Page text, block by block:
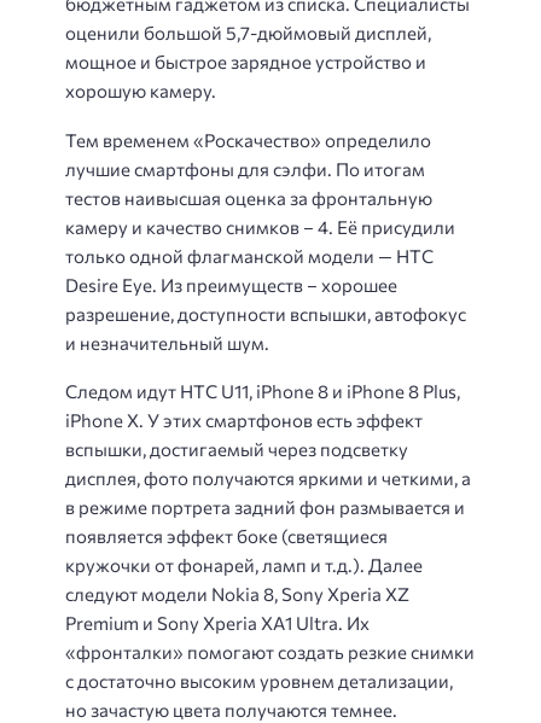
оценили большой 5,7-дюймовый дисплей,
мощное и быстрое зарядное устройство и
хорошую камеру.
Тем временем «Роскачество» определило
лучшие смартфоны для сэлфи. По итогам
тестов наивысшая оценка за фронтальную
камеру и качество снимков – 4. Её присудили
только одной флагманской модели — HTC
Desire Eye. Из преимуществ – хорошее
разрешение, доступности вспышки, автофокус
и незначительный шум.
Следом идут HTC U11, iPhone 8 и iPhone 8 Plus,
iPhone Х. У этих смартфонов есть эффект
вспышки, достигаемый через подсветку
дисплея, фото получаются яркими и четкими, а
в режиме портрета задний фон размывается и
появляется эффект боке (светящиеся
кружочки от фонарей, ламп и т.д.). Далее
следуют модели Nokia 8, Sony Xperia XZ
Premium и Sony Xperia XA1 Ultra. Их
«фронталки» помогают создать резкие снимки
с достаточно высоким уровнем детализации,
но зачастую цвета получаются темнее.